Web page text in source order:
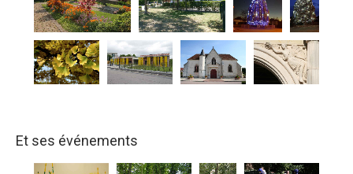
Et ses événements